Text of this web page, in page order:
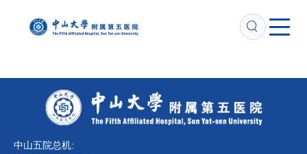
中山五院总机: